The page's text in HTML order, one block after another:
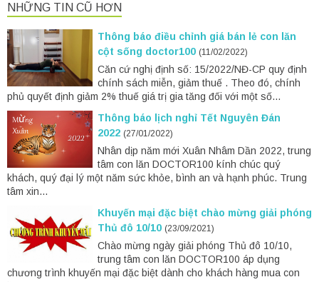
NHỮNG TIN CŨ HƠN
Thông báo điều chỉnh giá bán lẻ con lăn
cột sống doctor100 (11/02/2022)
Căn cứ nghị định số: 15/2022/NĐ-CP quy định
chính sách miễn, giảm thuế . Theo đó, chính
phủ quyết định giảm 2% thuế giá trị gia tăng đối với một số...
Thông báo lịch nghỉ Tết Nguyên Đán
2022 (27/01/2022)
Nhân dịp năm mới Xuân Nhâm Dần 2022, trung
tâm con lăn DOCTOR100 kính chúc quý
khách, quý đại lý một năm sức khỏe, bình an và hạnh phúc. Trung
tâm xin...
Khuyến mại đặc biệt chào mừng giải phóng
Thủ đô 10/10 (23/09/2021)
Chào mừng ngày giải phóng Thủ đô 10/10,
trung tâm con lăn DOCTOR100 áp dụng
chương trình khuyến mại đặc biệt dành cho khách hàng mua con